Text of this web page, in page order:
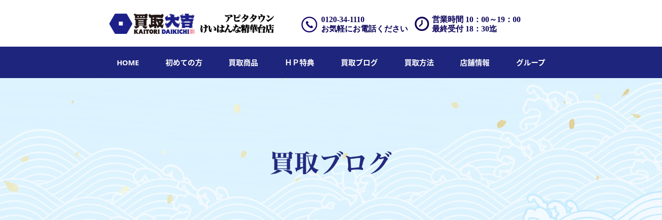
営業時間 10：00～19：00
最終受付 18：30迄
0120-34-1110
お気軽にお電話ください
HOME 初めての方 買取商品 ＨＰ特典 買取ブログ 買取方法 店舗情報 グループ